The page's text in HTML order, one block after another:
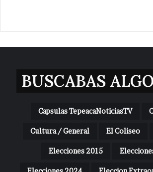
BUSCABAS
Capsulas TepeacaNoticiasTV
Cultura / General El Coliseo
Elecciones 2015